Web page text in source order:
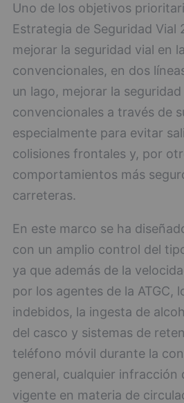
Uno de los objetivos
Estrategia de Seguridad Vial
mejorar la seguridad vial en
convencionales, en dos
un lago, mejorar la
convencionales a través de
especialmente para evitar
colisiones frontales y, por
comportamientos más
carreteras.
En este marco se ha
con un amplio control del
ya que además de la
por los agentes de la ATGC,
indebidos, la ingesta de
del casco y sistemas de
teléfono móvil durante la
general, cualquier infracción
vigente en materia de